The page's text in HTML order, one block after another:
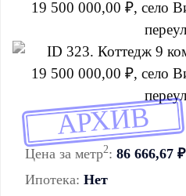
АРХИВ
Цена за метр2: 86 666,67 ₽
Ипотека: Нет